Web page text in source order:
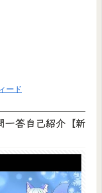
ード
一答自己紹介【新